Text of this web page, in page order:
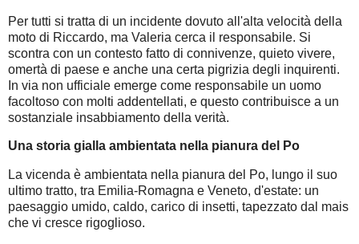
Per tutti si tratta di un incidente dovuto all'alta velocità della
moto di Riccardo, ma Valeria cerca il responsabile. Si
scontra con un contesto fatto di connivenze, quieto vivere,
omertà di paese e anche una certa pigrizia degli inquirenti.
In via non ufficiale emerge come responsabile un uomo
facoltoso con molti addentellati, e questo contribuisce a un
sostanziale insabbiamento della verità.
Una storia gialla ambientata nella pianura del Po
La vicenda è ambientata nella pianura del Po, lungo il suo
ultimo tratto, tra Emilia-Romagna e Veneto, d'estate: un
paesaggio umido, caldo, carico di insetti, tapezzato dal mais
che vi cresce rigoglioso.